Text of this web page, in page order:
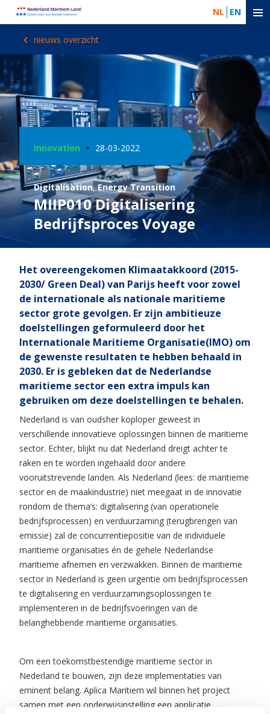
NL EN
nieuws overzicht
Innovation 28-03-2022
Digitalisation,Energy Transition
MIIP010 Digitalisering
Bedrijfsproces Voyage
Het overeengekomen Klimaatakkoord (2015-
2030/ Green Deal) van Parijs heeft voor zowel
de internationale als nationale maritieme
sector grote gevolgen. Er zijn ambitieuze
doelstellingen geformuleerd door het
Internationale Maritieme Organisatie(IMO) om
de gewenste resultaten te hebben behaald in
2030. Er is gebleken dat de Nederlandse
maritieme sector een extra impuls kan
gebruiken om deze doelstellingen te behalen.
Nederland is van oudsher koploper geweest in
verschillende innovatieve oplossingen binnen de maritieme
sector. Echter, blijkt nu dat Nederland dreigt achter te
raken en te worden ingehaald door andere
vooruitstrevende landen. Als Nederland (lees: de maritieme
sector en de maakindustrie) niet meegaat in de innovatie
rondom de thema’s: digitalisering (van operationele
bedrijfsprocessen) en verduurzaming (terugbrengen van
emissie) zal de concurrentiepositie van de individuele
maritieme organisaties én de gehele Nederlandse
maritieme afnemen en verzwakken. Binnen de maritieme
sector in Nederland is geen urgentie om bedrijfsprocessen
te digitalisering en verduurzamingsoplossingen te
implementeren in de bedrijfsvoeringen van de
belanghebbende maritieme organisaties.
Om een toekomstbestendige maritieme sector in
Nederland te bouwen, zijn deze implementaties van
eminent belang. Aplica Maritiem wil binnen het project
samen met een onderwijsinstelling een applicatie